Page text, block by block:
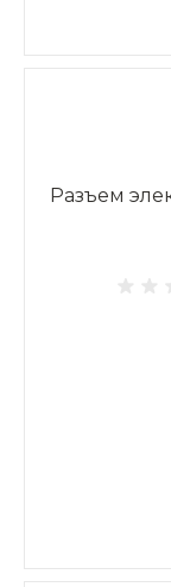
Разъем